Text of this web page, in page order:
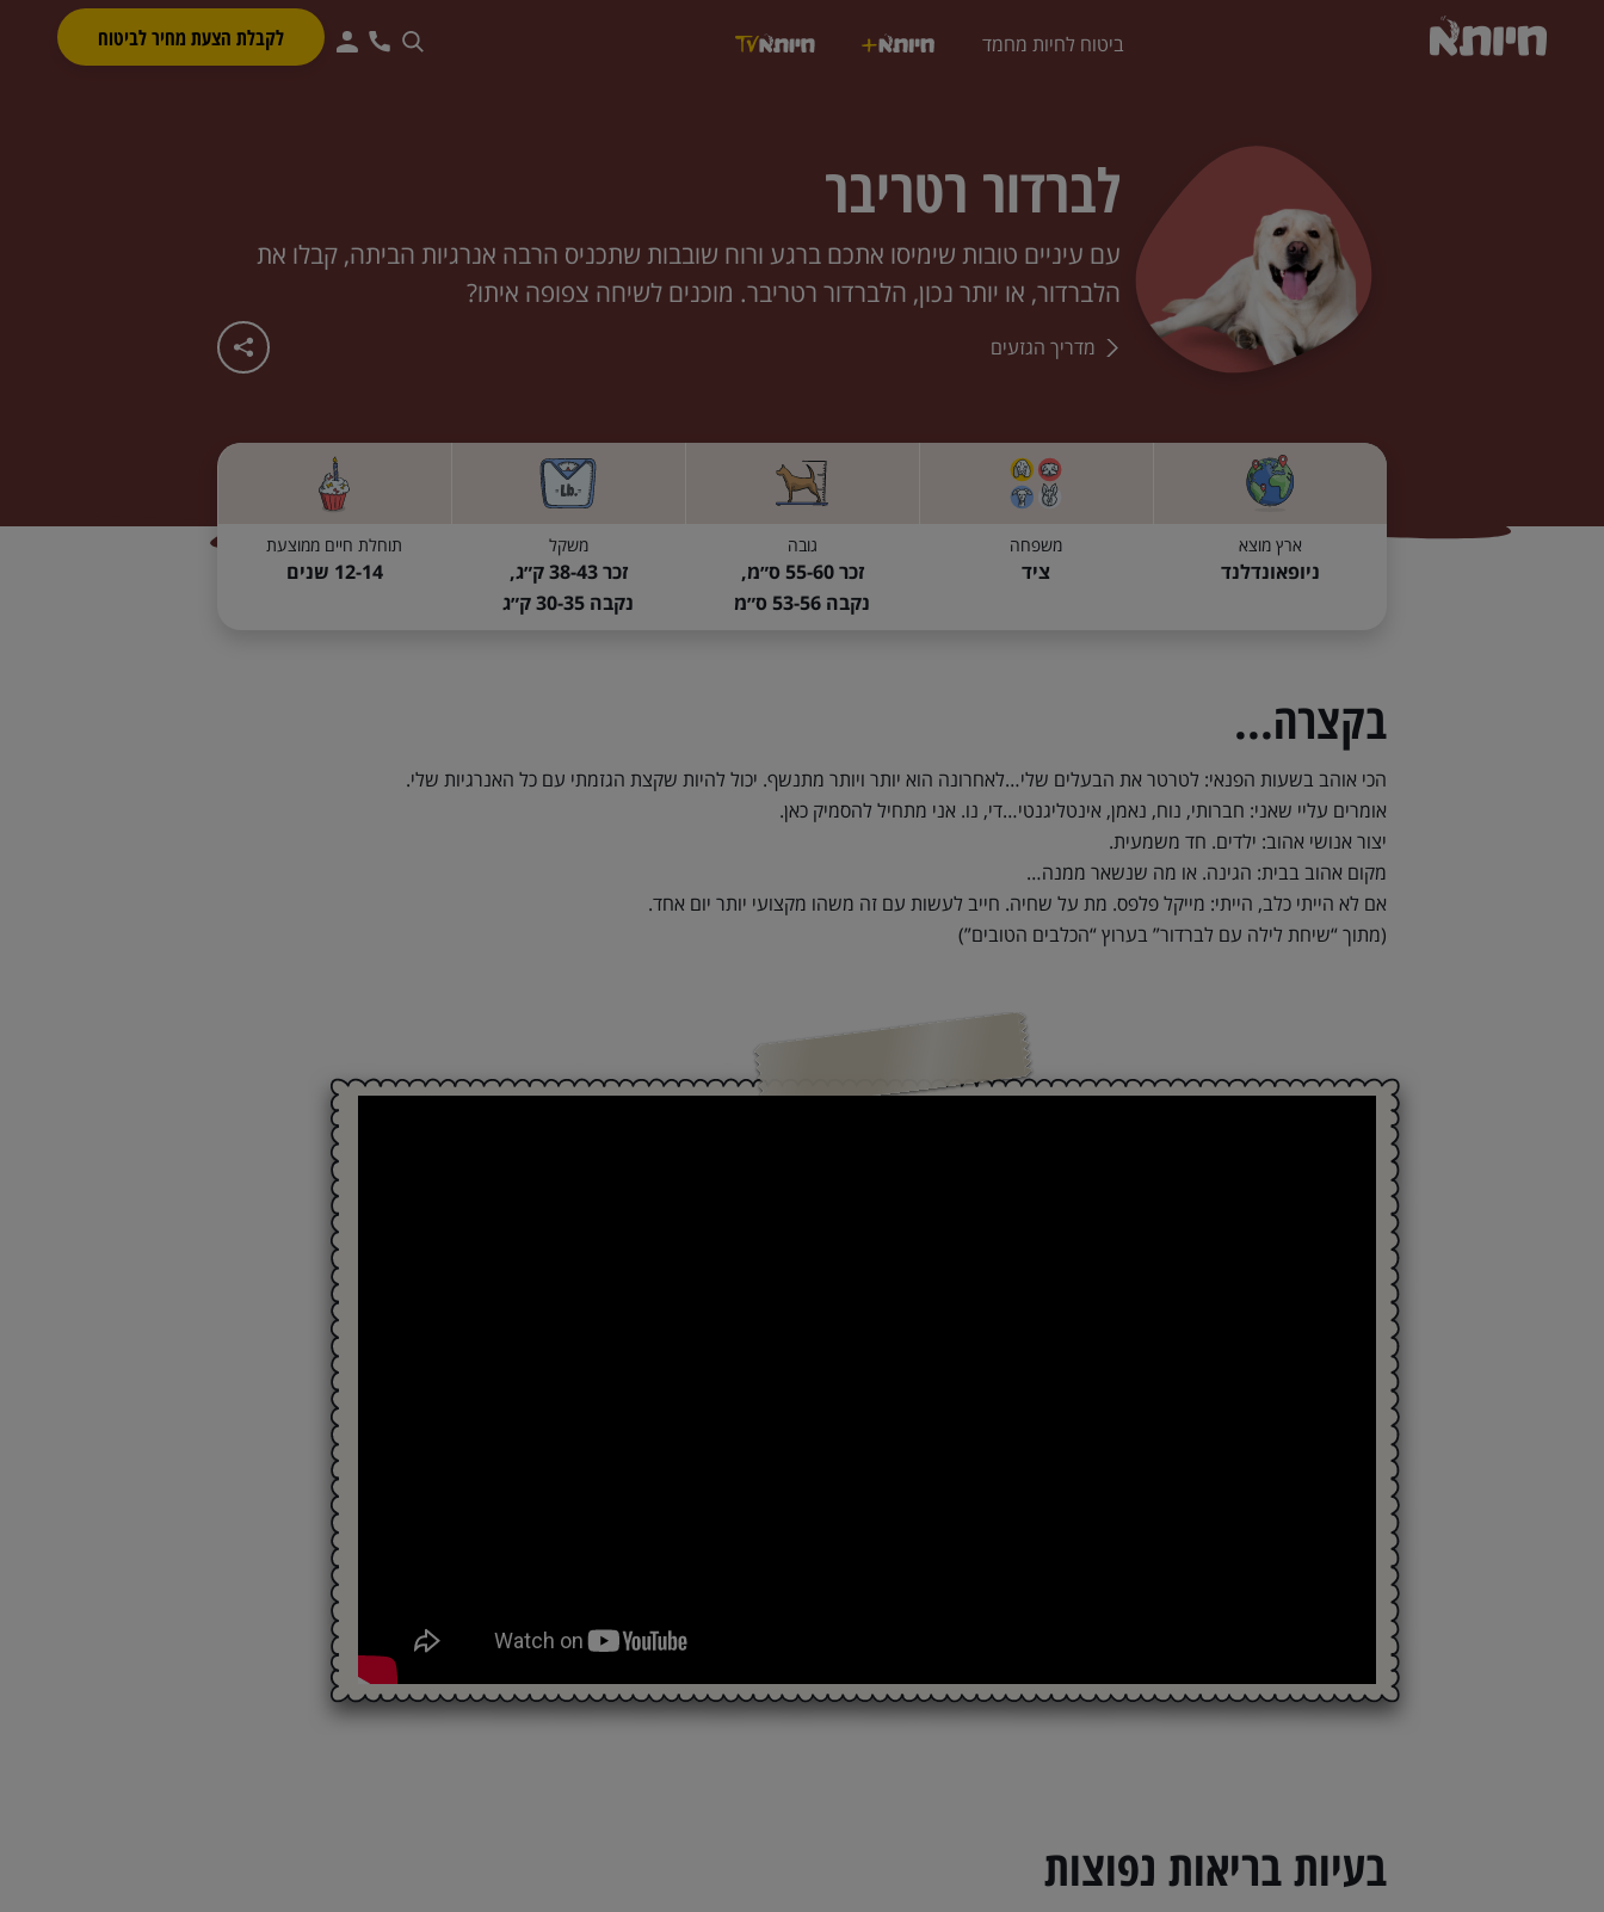
ביטוח לחיות מחמד לקבלת הצעת מחיר לביטוח
לברדור רטריבר
עם עיניים טובות שימיסו אתכם ברגע ורוח שובבות שתכניס הרבה אנרגיות הביתה, קבלו את
הלברדור, או יותר נכון, הלברדור רטריבר. מוכנים לשיחה צפופה איתו?
מדריך הגזעים
ארץ מוצא
ניופאונדלנד
משפחה
ציד
גובה
זכר 55-60 ס״מ,
נקבה 53-56 ס״מ
משקל
זכר 38-43 ק״ג,
נקבה 30-35 ק״ג
תוחלת חיים ממוצעת
12-14 שנים
בקצרה...
הכי אוהב בשעות הפנאי: לטרטר את הבעלים שלי…לאחרונה הוא יותר ויותר מתנשף. יכול להיות שקצת הגזמתי עם כל האנרגיות שלי.
אומרים עליי שאני: חברותי, נוח, נאמן, אינטליגנטי…די, נו. אני מתחיל להסמיק כאן.
יצור אנושי אהוב: ילדים. חד משמעית.
מקום אהוב בבית: הגינה. או מה שנשאר ממנה…
אם לא הייתי כלב, הייתי: מייקל פלפס. מת על שחיה. חייב לעשות עם זה משהו מקצועי יותר יום אחד.
(מתוך “שיחת לילה עם לברדור” בערוץ “הכלבים הטובים”)
בעיות בריאות נפוצות